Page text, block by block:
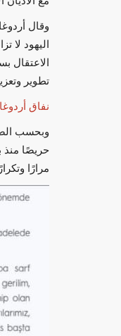
اليهود لا
الاعتقال
تطوير
نفاق
وبحسب
حريصًا منذ
مرارًا